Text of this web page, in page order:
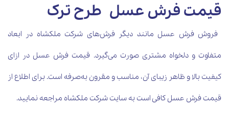
قیمت فرش عسل طرح ترک
فروش فرش عسل مانند دیگر فرش‌های شرکت ملکشاه در ابعاد
متفاوت و دلخواه مشتری صورت می‌گیرد. قیمت فرش عسل در ازای
کیفیت بالا و ظاهر زیبای آن، مناسب و مقرون به‌صرفه است. برای اطلاع از
قیمت فرش عسل کافی است به سایت شرکت ملکشاه مراجعه نمایید.